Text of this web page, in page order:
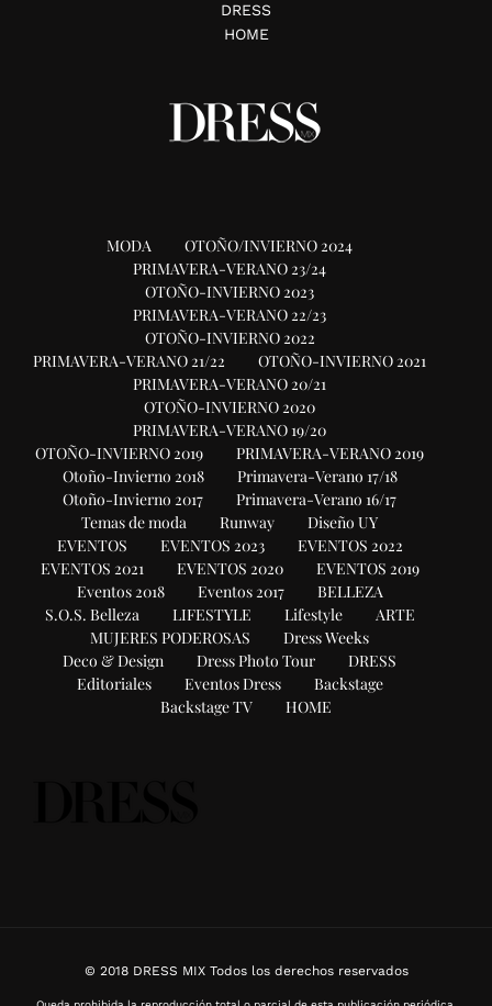
DRESS
HOME
MODA
OTOÑO/INVIERNO 2024
PRIMAVERA-VERANO 23/24
OTOÑO-INVIERNO 2023
PRIMAVERA-VERANO 22/23
OTOÑO-INVIERNO 2022
PRIMAVERA-VERANO 21/22
OTOÑO-INVIERNO 2021
PRIMAVERA-VERANO 20/21
OTOÑO-INVIERNO 2020
PRIMAVERA-VERANO 19/20
OTOÑO-INVIERNO 2019
PRIMAVERA-VERANO 2019
Otoño-Invierno 2018
Primavera-Verano 17/18
Otoño-Invierno 2017
Primavera-Verano 16/17
Temas de moda
Runway
Diseño UY
EVENTOS
EVENTOS 2023
EVENTOS 2022
EVENTOS 2021
EVENTOS 2020
EVENTOS 2019
Eventos 2018
Eventos 2017
BELLEZA
S.O.S. Belleza
LIFESTYLE Lifestyle
ARTE
MUJERES PODEROSAS
Dress Weeks
Deco & Design
Dress Photo Tour
DRESS
Editoriales
Eventos Dress
Backstage
Backstage TV
HOME
© 2018 DRESS MIX Todos los derechos reservados